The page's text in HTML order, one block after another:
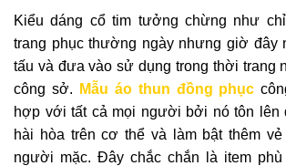
Kiểu dáng cổ tim tưởng chừng như
trang phục thường ngày nhưng giờ đây
tấu và đưa vào sử dụng trong thời trang
công sở.
Mẫu áo thun đồng phục
hợp với tất cả mọi người bởi nó tôn
hài hòa trên cơ thể và làm bật thêm
người mặc. Đây chắc chắn là item